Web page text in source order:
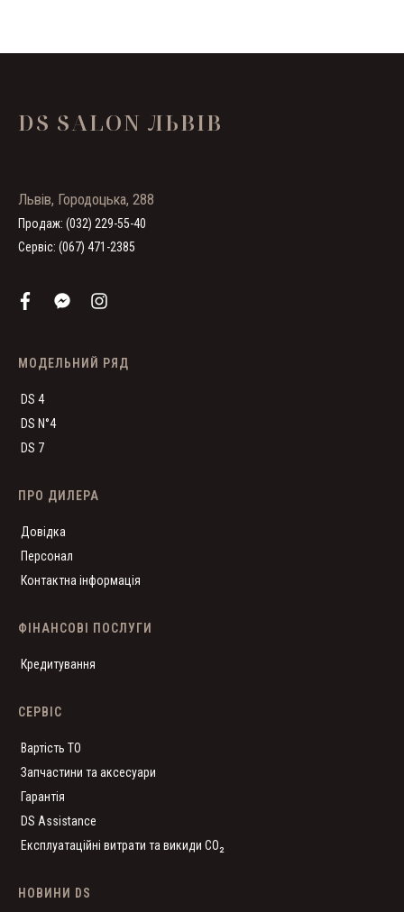
DS SALON ЛЬВІВ
Львів, Городоцька, 288
Продаж: (032) 229-55-40
Сервіс: (067) 471-2385
МОДЕЛЬНИЙ РЯД
DS 4
DS N°4
DS 7
ПРО ДИЛЕРА
Довідка
Персонал
Контактна інформація
ФІНАНСОВІ ПОСЛУГИ
Кредитування
СЕРВІС
Вартість ТО
Запчастини та аксесуари
Гарантія
DS Assistance
Експлуатаційні витрати та викиди CO₂
НОВИНИ DS